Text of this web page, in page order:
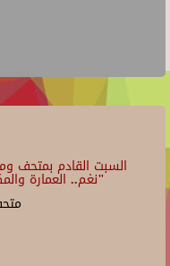
السبت القادم بمتحف
"نغم.. العمارة